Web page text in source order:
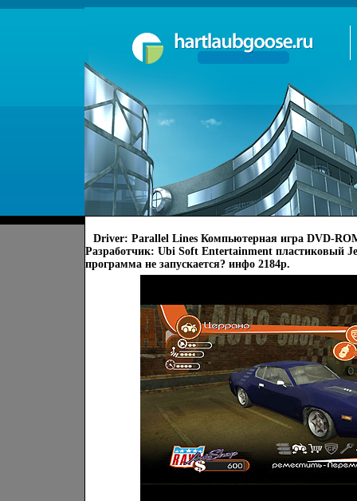
Driver: Parallel Lines Компьютерная игра DVD-
Разработчик: Ubi Soft Entertainment пластиковый
программа не запускается? инфо 2184p.